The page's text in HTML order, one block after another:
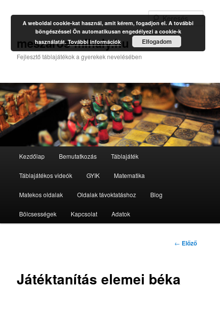
meszaros-mihaly.hu
Fejlesztő táblajátékok a gyerekek nevelésében
Tovább
az
elsődleges
tartalomra
Kezdőlap Bemutatkozás Táblajáték
Táblajátékos videók GYIK Matematika
Matekos oldalak Oldalak távoktatáshoz Blog
Bölcsességek Kapcsolat Adatok
Bejegyzés
← Előző
Játéktanítás elemei béka
A weboldal cookie-kat használ, amit kérem, fogadjon el. A további
böngészéssel Ön automatikusan engedélyezi a cookie-k
használatát.További információk Elfogadom